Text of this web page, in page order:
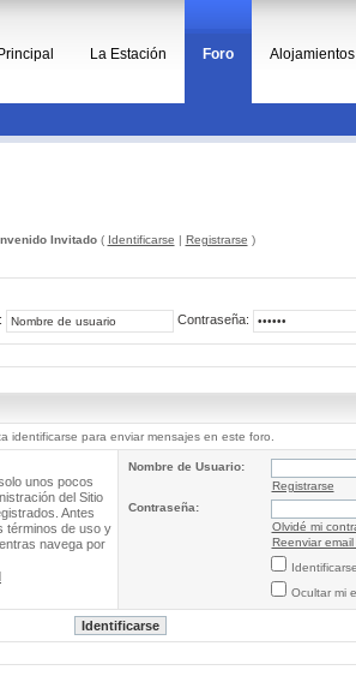
Principal La Estación Foro Alojamientos
Invitado( Identificarse | Registrarse )
Contraseña:
identificarse para enviar mensajes en este foro.
unos pocos
del Sitio
Antes
términos de uso y
navega por
Nombre de Usuario:
Registrarse
Contraseña:
Olvidé mi
Reenviar
Ocultar mi